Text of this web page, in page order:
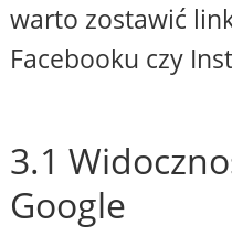
warto zostawić
Facebooku czy
3.1
Google